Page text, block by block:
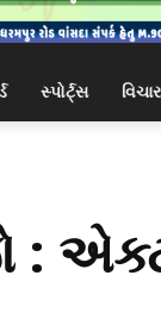
સ્પોર્ટ્સ
: